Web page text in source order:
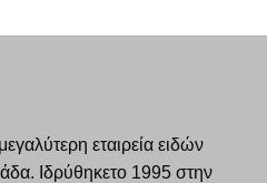
εταιρεία ειδών
Ιδρύθηκετο 1995 στην